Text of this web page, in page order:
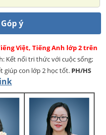
ý
Việt, Tiếng Anh lớp 2 trên
Kết nối tri thức với cuộc sống;
giúp con lớp 2 học tốt. PH/HS